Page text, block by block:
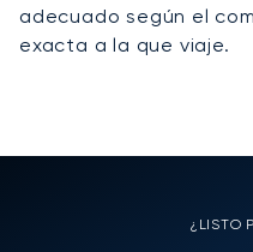
adecuado según el
exacta a la que viaje.
¿LISTO